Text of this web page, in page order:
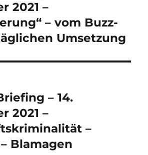
2021 –
– vom Buzz-
Umsetzung
– 14.
2021 –
–
Blamagen